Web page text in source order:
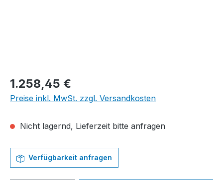
Regulärer Preis:
1.258,45 €
Preise inkl. MwSt. zzgl. Versandkosten
Nicht lagernd, Lieferzeit bitte anfragen
Verfügbarkeit anfragen